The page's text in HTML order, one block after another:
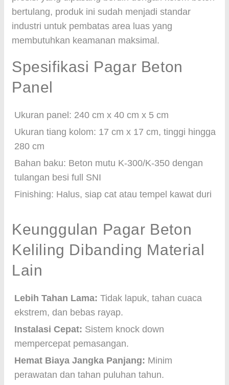
bertulang, produk ini sudah menjadi standar
industri untuk pembatas area luas yang
membutuhkan keamanan maksimal.
Spesifikasi Pagar Beton
Panel
Ukuran panel: 240 cm x 40 cm x 5 cm
Ukuran tiang kolom: 17 cm x 17 cm, tinggi hingga
280 cm
Bahan baku: Beton mutu K-300/K-350 dengan
tulangan besi full SNI
Finishing: Halus, siap cat atau tempel kawat duri
Keunggulan Pagar Beton
Keliling Dibanding Material
Lain
Lebih Tahan Lama: Tidak lapuk, tahan cuaca
ekstrem, dan bebas rayap.
Instalasi Cepat: Sistem knock down
mempercepat pemasangan.
Hemat Biaya Jangka Panjang: Minim
perawatan dan tahan puluhan tahun.